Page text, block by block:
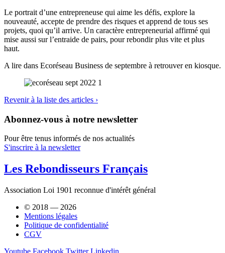
Le portrait d’une entrepreneuse qui aime les défis, explore la
nouveauté, accepte de prendre des risques et apprend de tous ses
projets, quoi qu’il arrive. Un caractère entrepreneurial affirmé qui
mise aussi sur l’entraide de pairs, pour rebondir plus vite et plus
haut.
A lire dans Ecoréseau Business de septembre à retrouver en kiosque.
Revenir à la liste des articles ›
Abonnez-vous à notre newsletter
Pour être tenus informés de nos actualités
S'inscrire à la newsletter
Les Rebondisseurs Français
Association Loi 1901 reconnue d'intérêt général
© 2018 — 2026
Mentions légales
Politique de confidentialité
CGV